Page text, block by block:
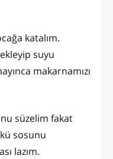
katalım.
ekleyip suyu
makarnamızı
süzelim fakat
sosunu
lazım.